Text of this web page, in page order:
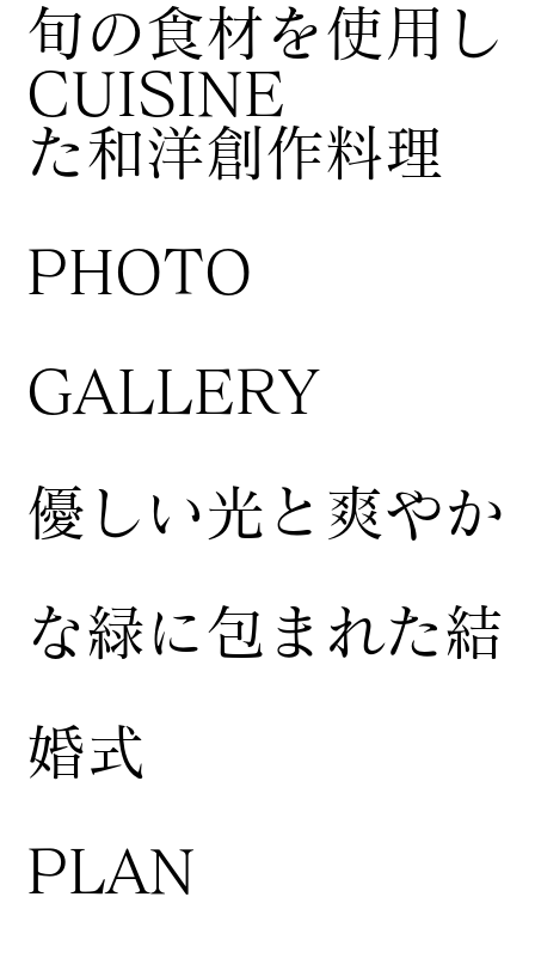
CUISINE
​旬の食材を使用し
た和洋創作料理
​PHOTO
GALLERY
​優しい光と爽やか
な緑に包まれた結
婚式
​PLAN